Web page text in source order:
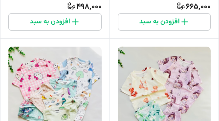
665,000
افزودن به سبد
498,000
افزودن به سبد